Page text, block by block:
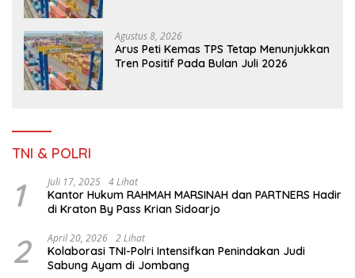
Agustus 8, 2026
Arus Peti Kemas TPS Tetap Menunjukkan
Tren Positif Pada Bulan Juli 2026
TNI & POLRI
1 Juli 17, 2025 4 Lihat
Kantor Hukum RAHMAH MARSINAH dan PARTNERS Hadir
di Kraton By Pass Krian Sidoarjo
2 April 20, 2026 2 Lihat
Kolaborasi TNI-Polri Intensifkan Penindakan Judi
Sabung Ayam di Jombang